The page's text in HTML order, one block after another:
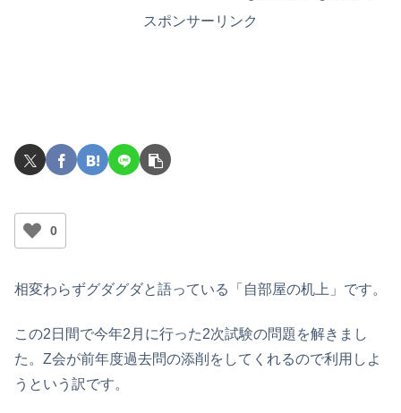
スポンサーリンク
0
相変わらずグダグダと語っている「自部屋の机上」です。
この2日間で今年2月に行った2次試験の問題を解きまし
た。Z会が前年度過去問の添削をしてくれるので利用しよ
うという訳です。